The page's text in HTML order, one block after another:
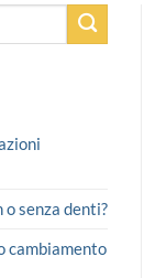
senza denti?
cambiamento